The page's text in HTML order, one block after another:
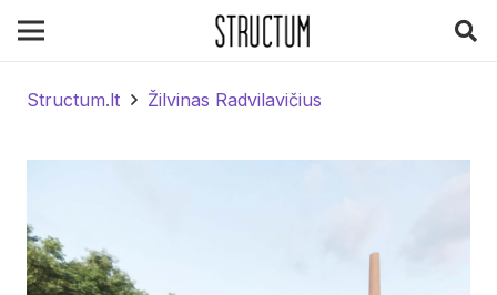
Structum.lt Žilvinas Radvilavičius